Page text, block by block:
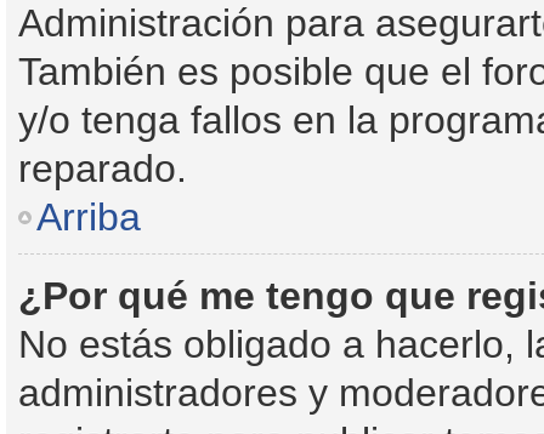
Administración para
También es posible que el
y/o tenga fallos en la
reparado.
Arriba
¿Por qué me tengo que
No estás obligado a hacerlo,
administradores y